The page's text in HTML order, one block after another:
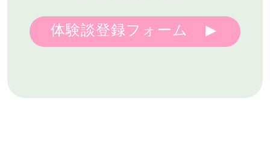
体験談登録フォーム